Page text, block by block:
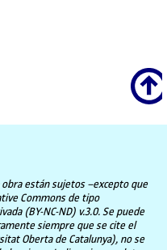
Scroll
están sujetos –excepto que
Commons de tipo
(BY-NC-ND) v.3.0. Se puede
siempre que se cite el
Oberta de Catalunya), no se